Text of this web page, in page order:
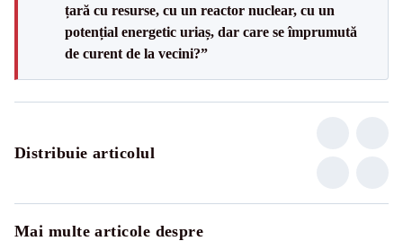
țară cu resurse, cu un reactor nuclear, cu un
potențial energetic uriaș, dar care se împrumută
de curent de la vecini?”
Distribuie articolul
Mai multe articole despre